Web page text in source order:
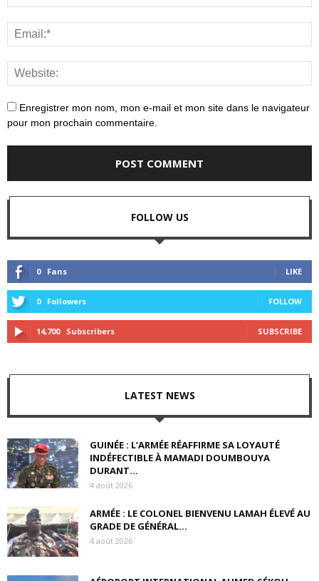
Enregistrer mon nom, mon e-mail et mon site dans le navigateur
pour mon prochain commentaire.
FOLLOW US
0 Fans LIKE
0 Followers FOLLOW
14,700 Subscribers SUBSCRIBE
LATEST NEWS
GUINÉE : L’ARMÉE RÉAFFIRME SA LOYAUTÉ
INDÉFECTIBLE À MAMADI DOUMBOUYA
DURANT...
4 août 2026
ARMÉE : LE COLONEL BIENVENU LAMAH ÉLEVÉ AU
GRADE DE GÉNÉRAL...
4 août 2026